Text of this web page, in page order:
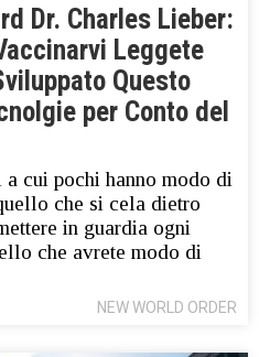
Dr. Charles Lieber:
Leggete
Questo
per Conto del
cui pochi hanno modo di
che si cela dietro
in guardia ogni
che avrete modo di
NEW WORLD ORDER